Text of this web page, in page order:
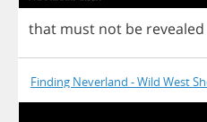
that must not be revealed
Finding Neverland - Wild West